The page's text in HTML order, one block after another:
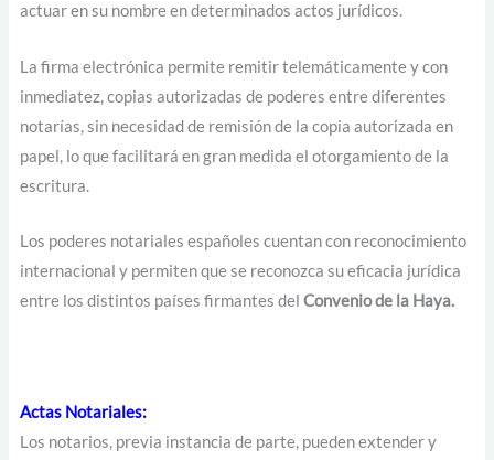
actuar en su nombre en determinados actos jurídicos.
La firma electrónica permite remitir telemáticamente y con
inmediatez, copias autorizadas de poderes entre diferentes
notarías, sin necesidad de remisión de la copia autorizada en
papel, lo que facilitará en gran medida el otorgamiento de la
escritura.
Los poderes notariales españoles cuentan con reconocimiento
internacional y permiten que se reconozca su eficacia jurídica
entre los distintos países firmantes del Convenio de la Haya.
Actas Notariales:
Los notarios, previa instancia de parte, pueden extender y